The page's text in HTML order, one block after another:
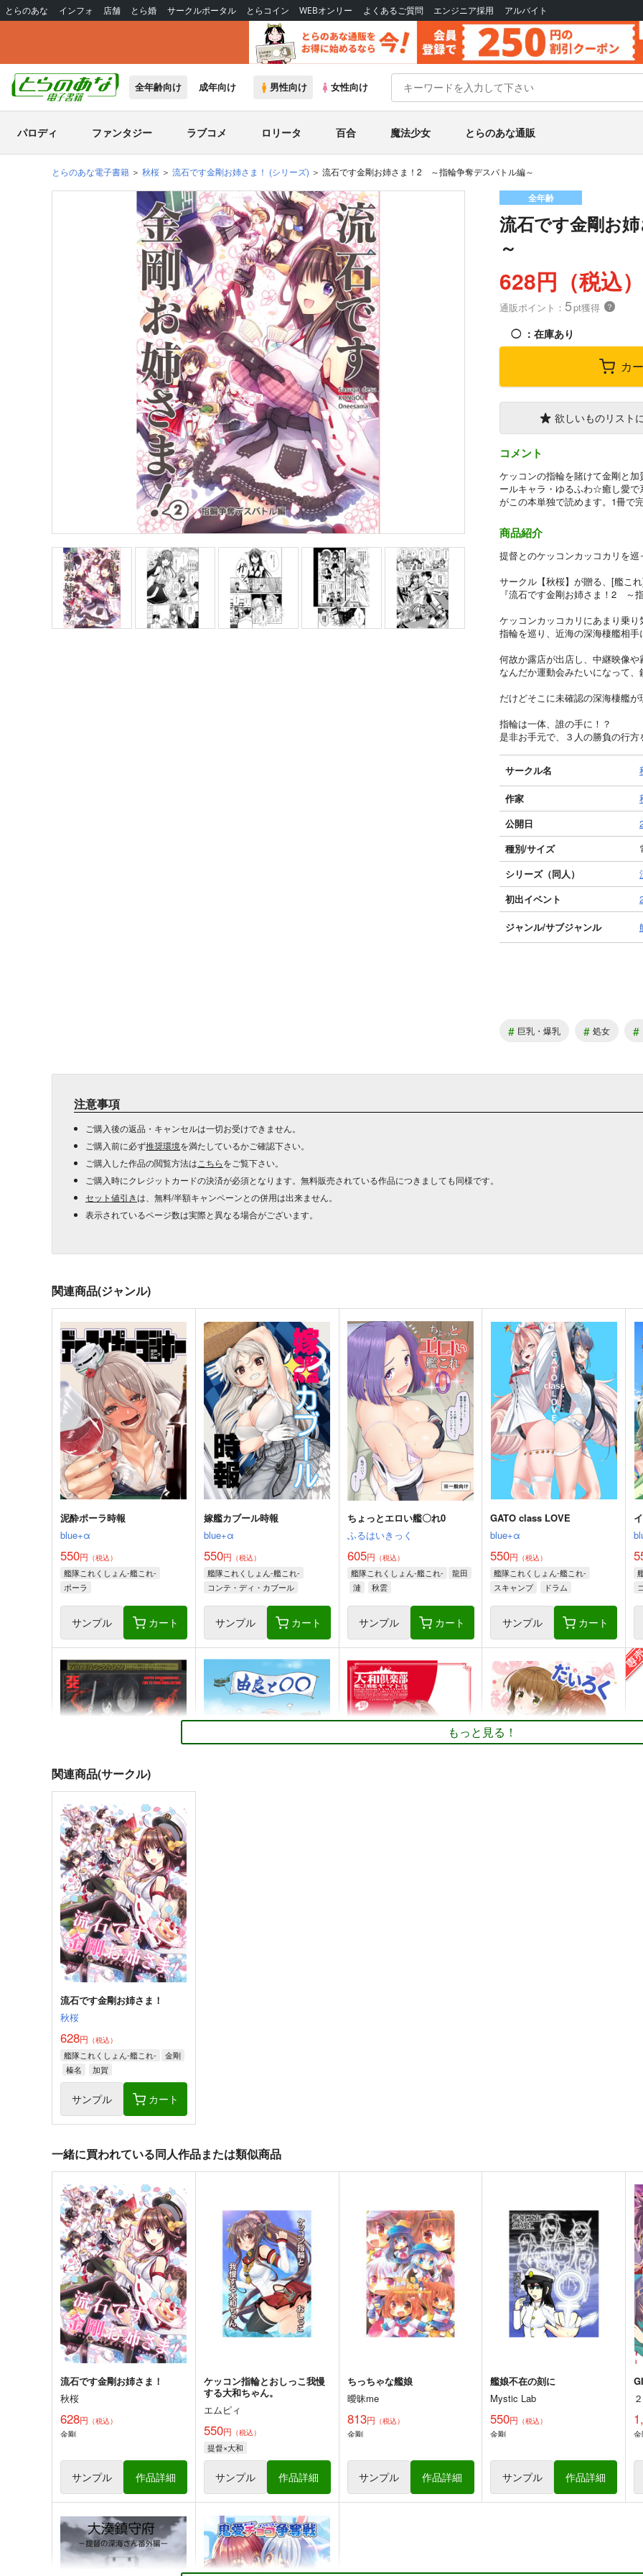
とらのあな インフォ 店舗 とら婚 サークルポータル とらコイン WEBオンリー よくあるご質問 エンジニア採用 アルバイト
全年齢向け 成年向け 男性向け 女性向け
パロディ ファンタジー ラブコメ ロリータ 百合 魔法少女 とらのあな通販
とらのあな電子書籍 秋桜 流石です金剛お姉さま！ (シリーズ) 流石です金剛お姉さま！2 ～指輪争奪デスバトル編～
全年齢
流石です金剛お
～
628円（税込）
通販ポイント： 5pt獲得 ？
◯ ：在庫あり
カ
欲しいものリスト
コメント
ケッコンの指輪を賭けて金剛と
ールキャラ・ゆるふわ☆癒し愛
がこの本単独で読めます。1冊で
商品紹介
提督とのケッコンカッコカリを
サークル【秋桜】が贈る、[艦こ
『流石です金剛お姉さま！2 ～
ケッコンカッコカリにあまり乗
指輪を巡り、近海の深海棲艦相
何故か露店が出店し、中継映像
なんだか運動会みたいになって
だけどそこに未確認の深海棲艦
指輪は一体、誰の手に！？
是非お手元で、３人の勝負の行
サークル名
作家
公開日
種別/サイズ
シリーズ（同人）
初出イベント
ジャンル/サブジャンル
# 巨乳・爆乳 # 処女 #
注意事項
ご購入後の返品・キャンセルは一切お受けできません。
ご購入前に必ず推奨環境を満たしているかご確認下さい。
ご購入した作品の閲覧方法は こちらをご覧下さい。
ご購入時にクレジットカードの決済が必須となります。無料販売されている作品につきましても同様です。
セット値引きは、無料/半額キャンペーンとの併用は出来ません。
表示されているページ数は実際と異なる場合がございます。
関連商品(ジャンル)
泥酔ポーラ時報
blue+α
550円 （税込）
艦隊これくしょん-艦これ-
ポーラ
サンプル カート
嫁艦カブール時報
blue+α
550円 （税込）
艦隊これくしょん-艦これ-
コンテ・ディ・カブール
サンプル カート
ちょっとエロい艦〇れ0
ふるはいきっく
605円 （税込）
艦隊これくしょん-艦これ-
龍田
漣
秋雲
サンプル カート
GATO class LOVE
blue+α
550円 （税込）
艦隊これくしょん-艦これ-
スキャンプ
ドラム
サンプル カート
航空戦艦 対 空とぶギロチン
総集編
調布市民ふれあい文化サーク
ル
1,000円（税込）
艦隊これくしょん-艦これ-
日向
戦艦タ級
サンプル カート
金髪艦隊への道
MANMADE-S
660円（税込）
艦隊これくしょん-艦これ-
愛宕（セイバー）
高雄（ギルガメッシュ）
サンプル カート
私の母港執務室～大和と武蔵
220円 （税込）
艦隊これくしょん-艦これ-
大和
武蔵
サンプル カート
あ～だこ～だ
220円（税込）
艦隊これくしょん-艦これ-
島風
伊58
暁、響、雷、電
サンプル カート
艦これプロレス 四方山話２
Mystic Lab
660円（税込）
艦隊これくしょん-艦これ-
暁
空母ヲ級
サンプル カート
ボクカワウソ戦隊ビックセブ
妙齢型重巡伝 残念だよ!!足柄
もっと見る！
関連商品(サークル)
流石です金剛お姉さま！
秋桜
628円 （税込）
艦隊これくしょん-艦これ-
金剛
榛名
加賀
サンプル カート
一緒に買われている同人作品または類似商品
流石です金剛お姉さま！
秋桜
628円 （税込）
金剛
サンプル 作品詳細
ケッコン指輪とおしっこ我慢
する大和ちゃん。
エムピィ
550円 （税込）
提督×大和
サンプル 作品詳細
ちっちゃな艦娘
曖昧me
813円 （税込）
金剛
サンプル 作品詳細
艦娘不在の刻に
Mystic Lab
550円 （税込）
金剛
サンプル 作品詳細